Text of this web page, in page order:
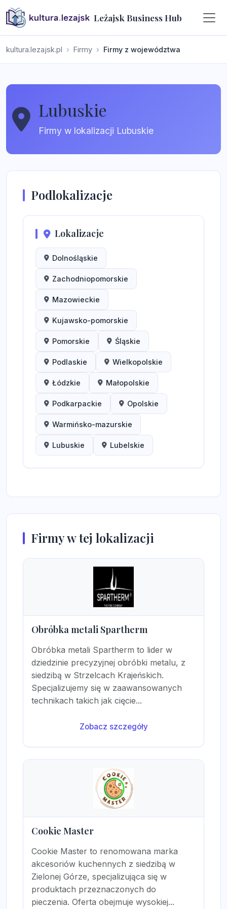
Leżajsk Business Hub
kultura.lezajsk.pl Firmy Firmy z województwa
Lubuskie
Firmy w lokalizacji Lubuskie
Podlokalizacje
Lokalizacje
Dolnośląskie
Zachodniopomorskie
Mazowieckie
Kujawsko-pomorskie
Pomorskie Śląskie
Podlaskie Wielkopolskie
Łódzkie Małopolskie
Podkarpackie Opolskie
Warmińsko-mazurskie
Lubuskie Lubelskie
Firmy w tej lokalizacji
Obróbka metali Spartherm
Obróbka metali Spartherm to lider w
dziedzinie precyzyjnej obróbki metalu, z
siedzibą w Strzelcach Krajeńskich.
Specjalizujemy się w zaawansowanych
technikach takich jak cięcie...
Zobacz szczegóły
Cookie Master
Cookie Master to renomowana marka
akcesoriów kuchennych z siedzibą w
Zielonej Górze, specjalizująca się w
produktach przeznaczonych do
pieczenia. Oferta obejmuje wysokiej...